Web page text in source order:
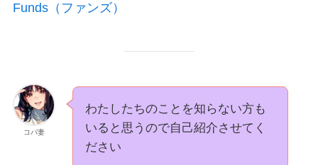
Funds（ファンズ）
コバ妻
わたしたちのことを知らない方も
いると思うので自己紹介させてく
ださい